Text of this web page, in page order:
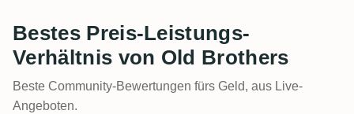
Bestes Preis-Leistungs-
Verhältnis von Old Brothers
Beste Community-Bewertungen fürs Geld, aus Live-
Angeboten.